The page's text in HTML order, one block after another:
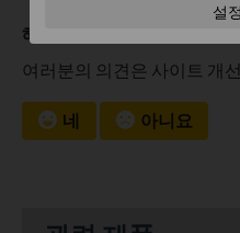
해당 FAQ가 유용했나요?
여러분의 의견은 사이트 개
네 아니요
설